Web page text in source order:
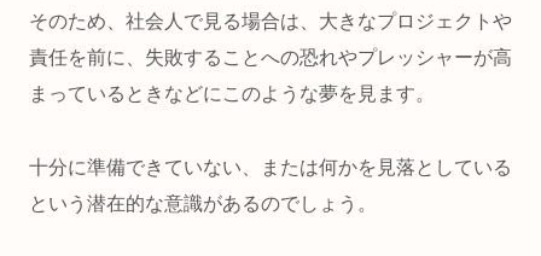
そのため、社会人で見る場合は、大きなプロジェクトや
責任を前に、失敗することへの恐れやプレッシャーが高
まっているときなどにこのような夢を見ます。
十分に準備できていない、または何かを見落としている
という潜在的な意識があるのでしょう。